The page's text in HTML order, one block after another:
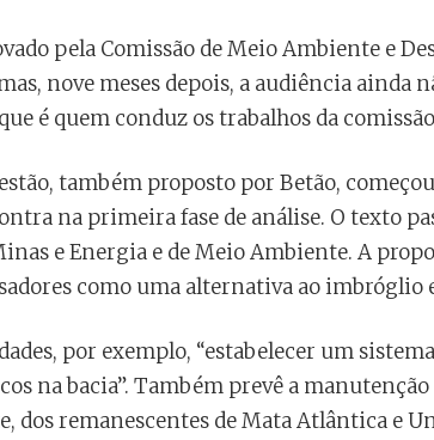
pela Comissão de Meio Ambiente e
nove meses depois, a audiência ainda
é quem conduz os trabalhos da
também proposto por Betão,
na primeira fase de análise. O texto
e Energia e de Meio Ambiente. A
como uma alternativa ao imbróglio
por exemplo, “estabelecer um
na bacia”. Também prevê a
dos remanescentes de Mata Atlântica e